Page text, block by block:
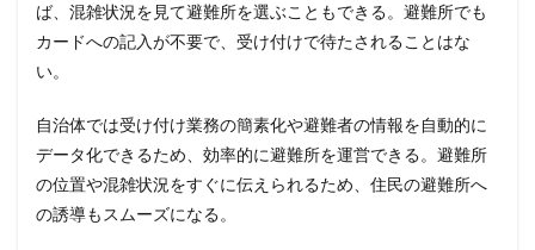
ば、混雑状況を見て避難所を選ぶこともできる。避難所でも
カードへの記入が不要で、受け付けで待たされることはな
い。
自治体では受け付け業務の簡素化や避難者の情報を自動的に
データ化できるため、効率的に避難所を運営できる。避難所
の位置や混雑状況をすぐに伝えられるため、住民の避難所へ
の誘導もスムーズになる。